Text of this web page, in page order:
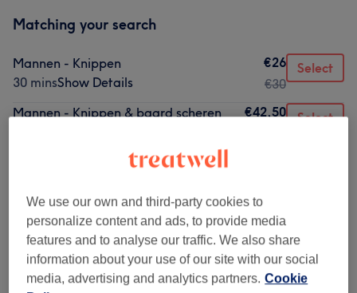
Matching your search
Mannen - Knippen
30 minsShow Details
€26
€30
Select
Mannen - Knippen & baard scheren
€42,50
Select
Mannen - Wassen & knippen
Not what you were looking for?
Browse services
We use our own and third-party cookies to
personalize content and ads, to provide media
features and to analyse our traffic. We also share
information about your use of our site with our social
media, advertising and analytics partners. Cookie